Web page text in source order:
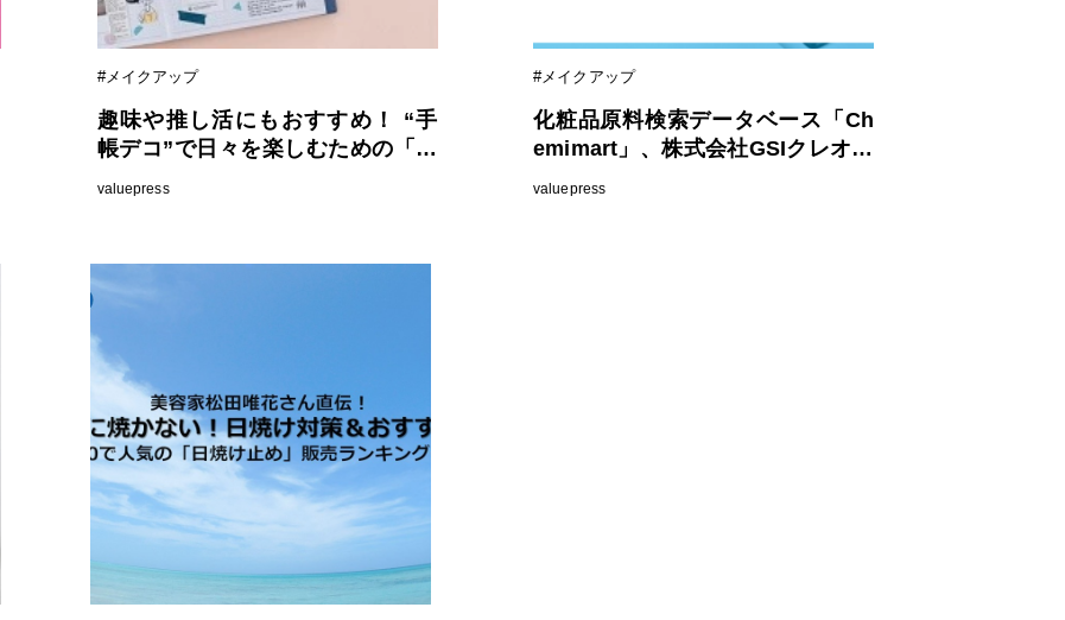
#メイクアップ
趣味や推し活にもおすすめ！ “手
帳デコ”で日々を楽しむための「マ
ークスのログダイアリー」 発売
valuepress
#メイクアップ
化粧品原料検索データベース「Ch
emimart」、株式会社GSIクレオス
が原料掲載を開始
valuepress